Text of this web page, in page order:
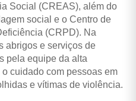
Social (CREAS), além do
social e o Centro de
(CRPD). Na
abrigos e serviços de
pela equipe da alta
cuidado com pessoas em
e vítimas de violência.